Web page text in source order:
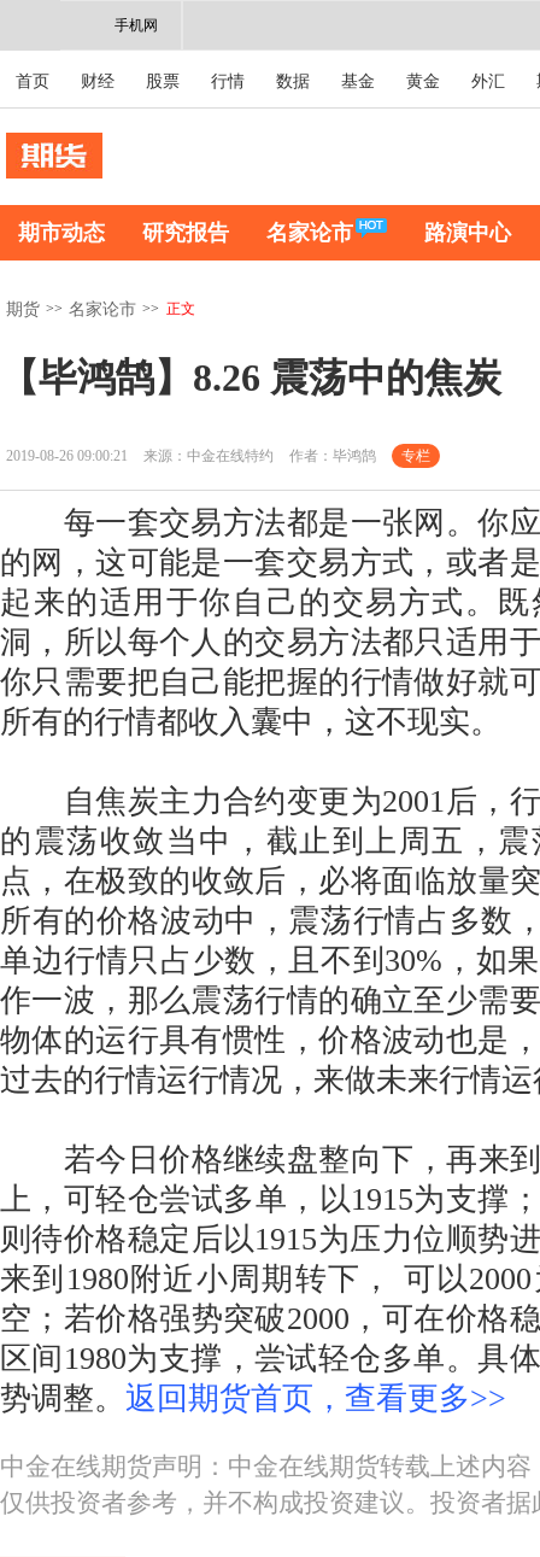
手机网
首页 财经 股票 行情 数据 基金 黄金 外汇
期市动态 研究报告 名家论市 路演中心
期货 >> 名家论市 >> 正文
【毕鸿鹄】8.26 震荡中的焦炭
2019-08-26 09:00:21 来源：中金在线特约 作者：毕鸿鹄 专栏
每一套交易方法都是一张网。你应
的网，这可能是一套交易方式，或者
起来的适用于你自己的交易方式。
洞，所以每个人的交易方法都只适用
你只需要把自己能把握的行情做好就
所有的行情都收入囊中，这不现实。
自焦炭主力合约变更为2001后，
的震荡收敛当中，截止到上周五，
点，在极致的收敛后，必将面临放
所有的价格波动中，震荡行情占多数
单边行情只占少数，且不到30%，如
作一波，那么震荡行情的确立至少需
物体的运行具有惯性，价格波动也是
过去的行情运行情况，来做未来行情
若今日价格继续盘整向下，再来到
上，可轻仓尝试多单，以1915为支撑
则待价格稳定后以1915为压力位顺势
来到1980附近小周期转下， 可以
空；若价格强势突破2000，可在价格
区间1980为支撑，尝试轻仓多单。具
势调整。 返回期货首页，查看更多>>
中金在线期货声明：中金在线期货转载上述内
仅供投资者参考，并不构成投资建议。投资者